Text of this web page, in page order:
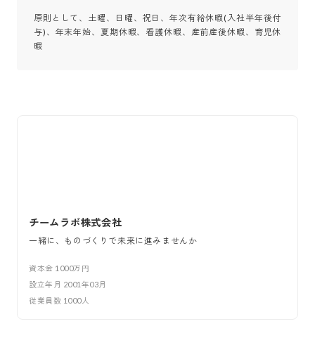
原則として、土曜、日曜、祝日、年次有給休暇(入社半年後付
与)、年末年始、夏期休暇、看護休暇、産前産後休暇、育児休
暇
チームラボ株式会社
一緒に、ものづくりで未来に進みませんか
資本金 1000万円
設立年月 2001年03月
従業員数 1000人